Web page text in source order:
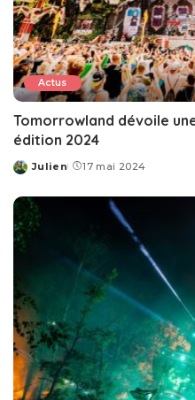
Actus
Tomorrowland dévoile
édition 2024
Posted
Julien 17 mai 2024